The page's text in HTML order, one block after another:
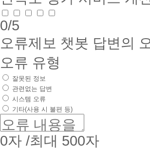
0/5
오류제보 챗봇 답변의
오류 유형
잘못된 정보
관련없는 답변
시스템 오류
기타(사용 시 불편 등)
0자 /최대 500자